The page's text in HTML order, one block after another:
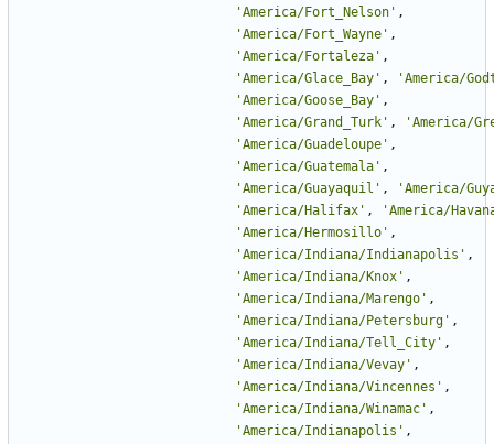
'America/Fort_Nelson ' ,
'America/Fort_Wayne ' ,
'America/Fortaleza ' ,
'America/Glace_Bay ' , 'America/
'America/Goose_Bay ' ,
'America/Grand_Turk ' , 'America/
'America/Guadeloupe ' ,
'America/Guatemala ' ,
'America/Guayaquil ' , 'America/
'America/Halifax ' , 'America/
'America/Hermosillo ' ,
'America/Indiana/Indianapolis ' ,
'America/Indiana/Knox ' ,
'America/Indiana/Marengo ' ,
'America/Indiana/Petersburg ' ,
'America/Indiana/Tell_City ' ,
'America/Indiana/Vevay ' ,
'America/Indiana/Vincennes ' ,
'America/Indiana/Winamac ' ,
'America/Indianapolis ' ,